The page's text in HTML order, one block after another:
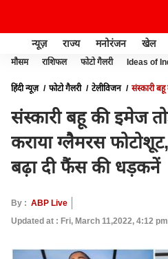
न्यूज़ राज्य मनोरंजन खेल
मौसम राशिफल फोटो गैलरी Ideas of
हिंदी न्यूज़ फोटो गैलरी टेलीविजन
संस्कारी
संस्कारी बहू की इमेज
कराया ग्लैमरस फोटोशूट,
बढ़ा दी फैंस की धड़कनें
By : ABP Live
Updated at : Fri, March 11,2022, 4:12